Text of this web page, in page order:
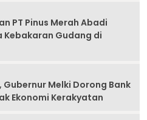
PT Pinus Merah Abadi
Kebakaran Gudang di
Gubernur Melki Dorong Bank
Ekonomi Kerakyatan